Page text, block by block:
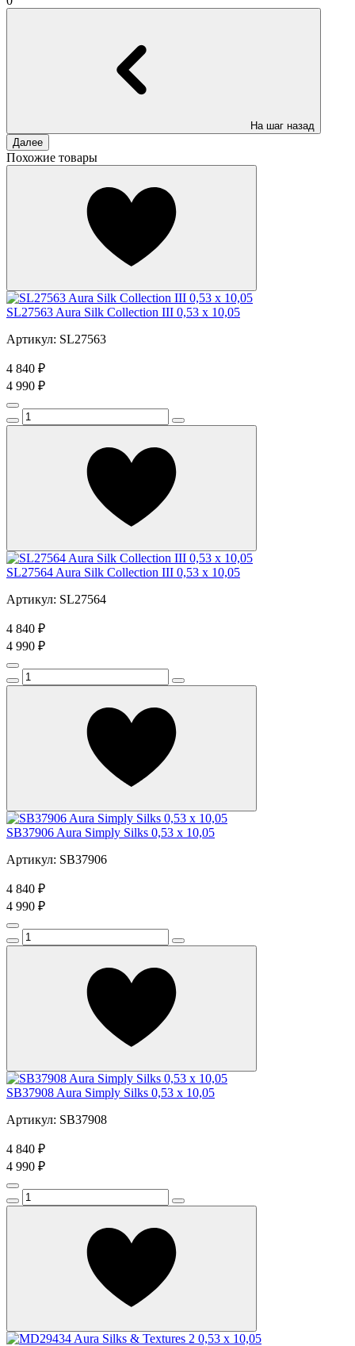
На шаг назад
Далее
Похожие товары
SL27563 Aura Silk Collection III 0,53 x 10,05
Артикул: SL27563
4 840 ₽
4 990 ₽
SL27564 Aura Silk Collection III 0,53 x 10,05
Артикул: SL27564
4 840 ₽
4 990 ₽
SB37906 Aura Simply Silks 0,53 x 10,05
Артикул: SB37906
4 840 ₽
4 990 ₽
SB37908 Aura Simply Silks 0,53 x 10,05
Артикул: SB37908
4 840 ₽
4 990 ₽